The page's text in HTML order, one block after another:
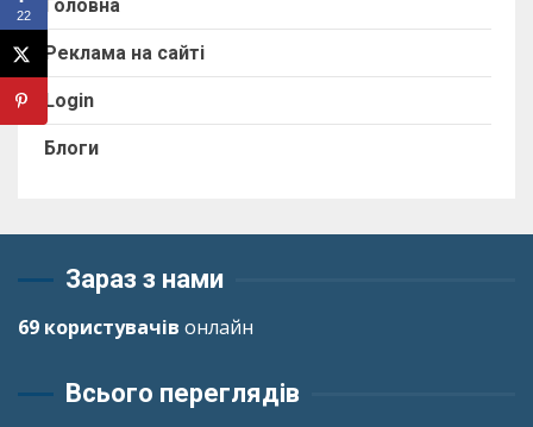
Головна
Реклама на сайті
Login
Блоги
Зараз з нами
69 користувачів онлайн
Всього переглядів
22